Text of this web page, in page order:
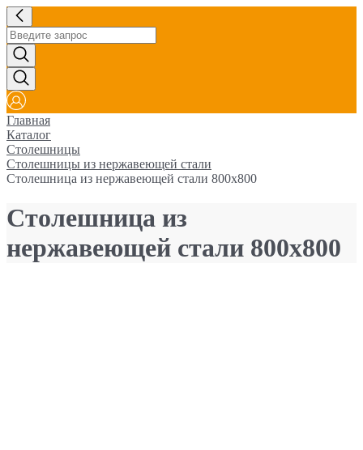
Главная
Каталог
Столешницы
Столешницы из нержавеющей стали
Столешница из нержавеющей стали 800х800
Столешница из
нержавеющей стали 800х800